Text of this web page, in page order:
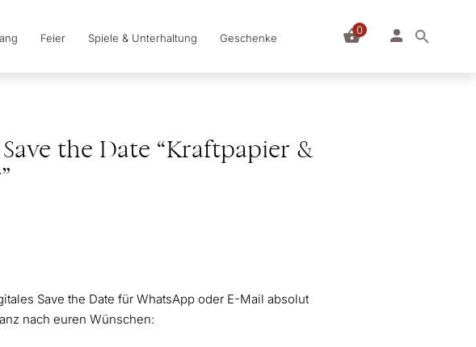
Feier Spiele & Unterhaltung Geschenke
0
the Date “Kraftpapier &
Save the Date für WhatsApp oder E-Mail absolut
nach euren Wünschen: